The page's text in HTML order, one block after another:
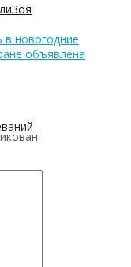
Зоя
в новогодние
объявлена